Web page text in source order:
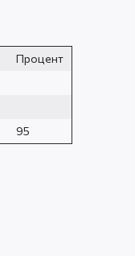
Процент
95